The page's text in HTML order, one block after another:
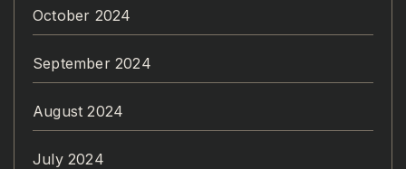
October 2024
September 2024
August 2024
July 2024